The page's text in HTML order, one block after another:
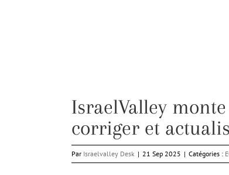
IsraelValley
corriger et
Par Israelvalley Desk | 21 Sep 2025 | Catégories :